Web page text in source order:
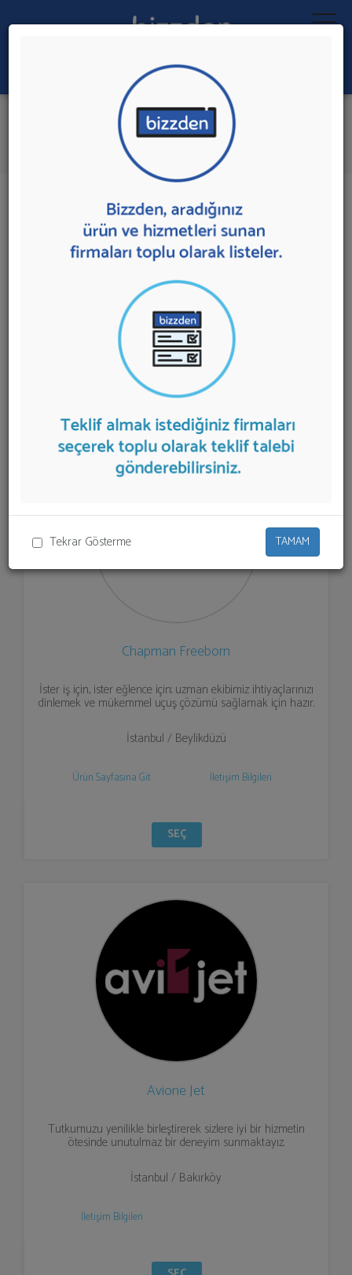
Tekrar Gösterme TAMAM
Ara:
Özel Jet Kiralama
İlk 5 Firmadan Teklif İste
15 sonuç bulundu.
Özel Jet Kiralamasunan firmalar aşağıda
listelenmektedir. Özel Jet Kiralama
teklifi almak için
listeden seçim yapıp ya da "İlk 5 Firmadan Teklif İste"
kısmından toplu olarak teklif talebinizi firmalara
aktarabilirsiniz.
Chapman Freeborn
İster iş için, ister eğlence için; uzman ekibimiz ihtiyaçlarınızı
dinlemek ve mükemmel uçuş çözümü sağlamak için hazır.
İstanbul / Beylikdüzü
Ürün Sayfasına Git İletişim Bilgileri
SEÇ
Avione Jet
Tutkumuzu yenilikle birleştirerek sizlere iyi bir hizmetin
ötesinde unutulmaz bir deneyim sunmaktayız.
İstanbul / Bakırköy
İletişim Bilgileri